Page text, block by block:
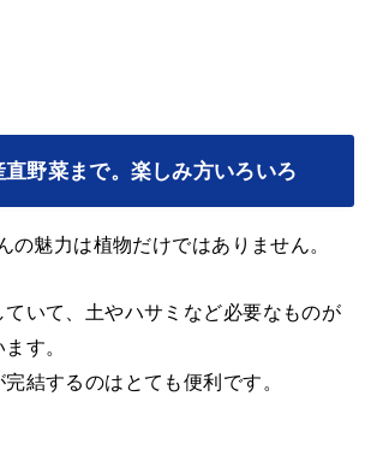
直野菜まで。楽しみ方いろいろ
の魅力は植物だけではありません。
ていて、土やハサミなど必要なものが
す。
結するのはとても便利です。